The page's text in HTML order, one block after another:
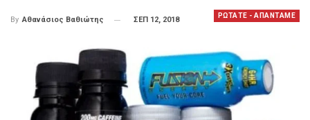
ΡΩΤΑΤΕ - ΑΠΑΝΤΑΜΕ
By Αθανάσιος Βαθιώτης ΣΕΠ 12, 2018